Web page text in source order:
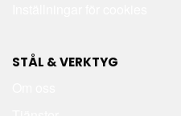
STÅL & VERKTYG